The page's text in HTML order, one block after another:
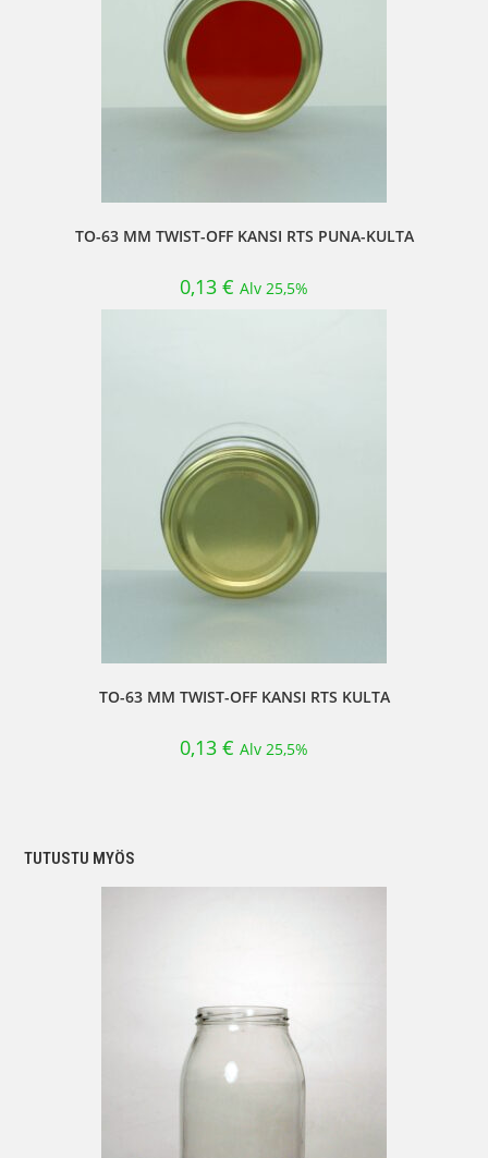
TO-63 MM TWIST-OFF KANSI RTS PUNA-KULTA
0,13 € Alv 25,5%
TO-63 MM TWIST-OFF KANSI RTS KULTA
0,13 € Alv 25,5%
TUTUSTU MYÖS